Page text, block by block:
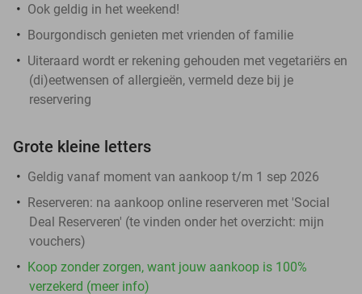
Ook geldig in het weekend!
Bourgondisch genieten met vrienden of familie
Uiteraard wordt er rekening gehouden met vegetariërs en
(di)eetwensen of allergieën, vermeld deze bij je
reservering
Grote kleine letters
Geldig vanaf moment van aankoop t/m 1 sep 2026
Reserveren: na aankoop online reserveren met 'Social
Deal Reserveren' (te vinden onder het overzicht: mijn
vouchers)
Koop zonder zorgen, want jouw aankoop is 100%
verzekerd (meer info)